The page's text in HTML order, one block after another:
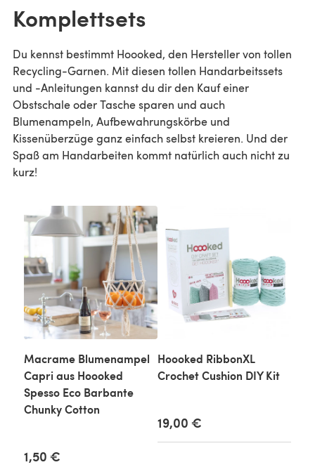
Komplettsets
Du kennst bestimmt Hoooked, den Hersteller von tollen
Recycling-Garnen. Mit diesen tollen Handarbeitssets
und -Anleitungen kannst du dir den Kauf einer
Obstschale oder Tasche sparen und auch
Blumenampeln, Aufbewahrungskörbe und
Kissenüberzüge ganz einfach selbst kreieren. Und der
Spaß am Handarbeiten kommt natürlich auch nicht zu
kurz!
Macrame Blumenampel
Capri aus Hoooked
Spesso Eco Barbante
Chunky Cotton
1,50 €
Hoooked RibbonXL
Crochet Cushion DIY Kit
19,00 €